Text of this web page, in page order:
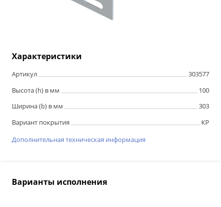
Характеристики
Артикул
303577
Высота (h) в мм
100
Ширина (b) в мм
303
Вариант покрытия
КР
Дополнительная техническая информация
Варианты исполнения